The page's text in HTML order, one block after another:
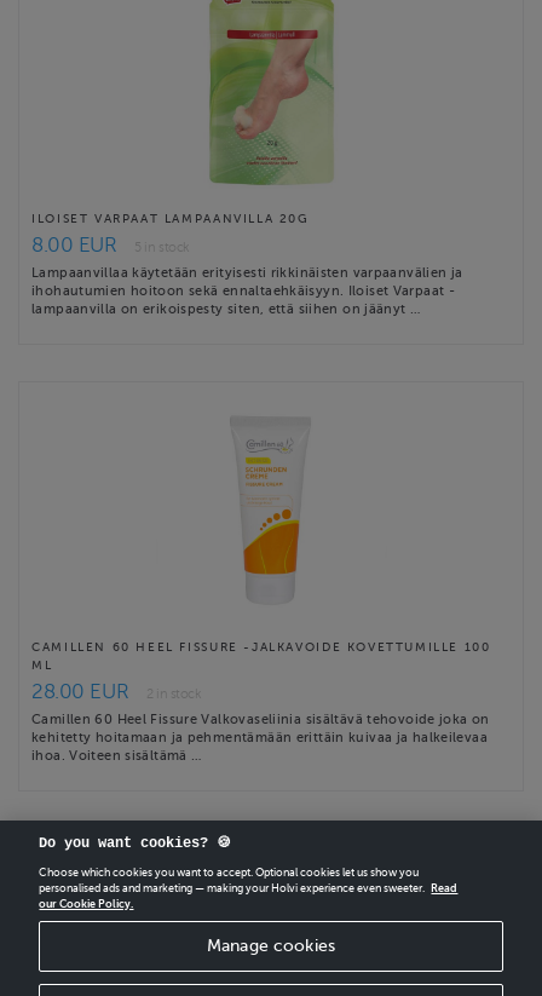
ILOISET VARPAAT LAMPAANVILLA 20G
8.00 EUR
5 in stock
Lampaanvillaa käytetään erityisesti rikkinäisten varpaanvälien ja
ihohautumien hoitoon sekä ennaltaehkäisyyn. Iloiset Varpaat -
lampaanvilla on erikoispesty siten, että siihen on jäänyt …
CAMILLEN 60 HEEL FISSURE -JALKAVOIDE KOVETTUMILLE 100
ML
28.00 EUR
2 in stock
Camillen 60 Heel Fissure Valkovaseliinia sisältävä tehovoide joka on
kehitetty hoitamaan ja pehmentämään erittäin kuivaa ja halkeilevaa
ihoa. Voiteen sisältämä …
CREATEYOUR OWN HOLVI ONLINE STORE IN MINUTES.
Do you want cookies? 🍪
Choose which cookies you want to accept. Optional cookies let us show you
personalised ads and marketing — making your Holvi experience even sweeter.
Read
our Cookie Policy.
Manage cookies